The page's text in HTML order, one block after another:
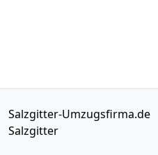
Salzgitter-Umzugsfirma.de
Salzgitter